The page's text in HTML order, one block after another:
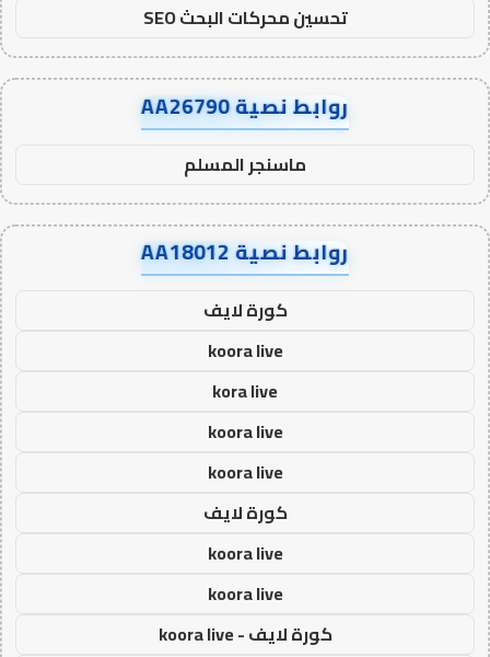
تحسين محركات البحث SEO
روابط نصية AA26790
ماسنجر المسلم
روابط نصية AA18012
كورة لايف
koora live
kora live
koora live
koora live
كورة لايف
koora live
koora live
كورة لايف - koora live